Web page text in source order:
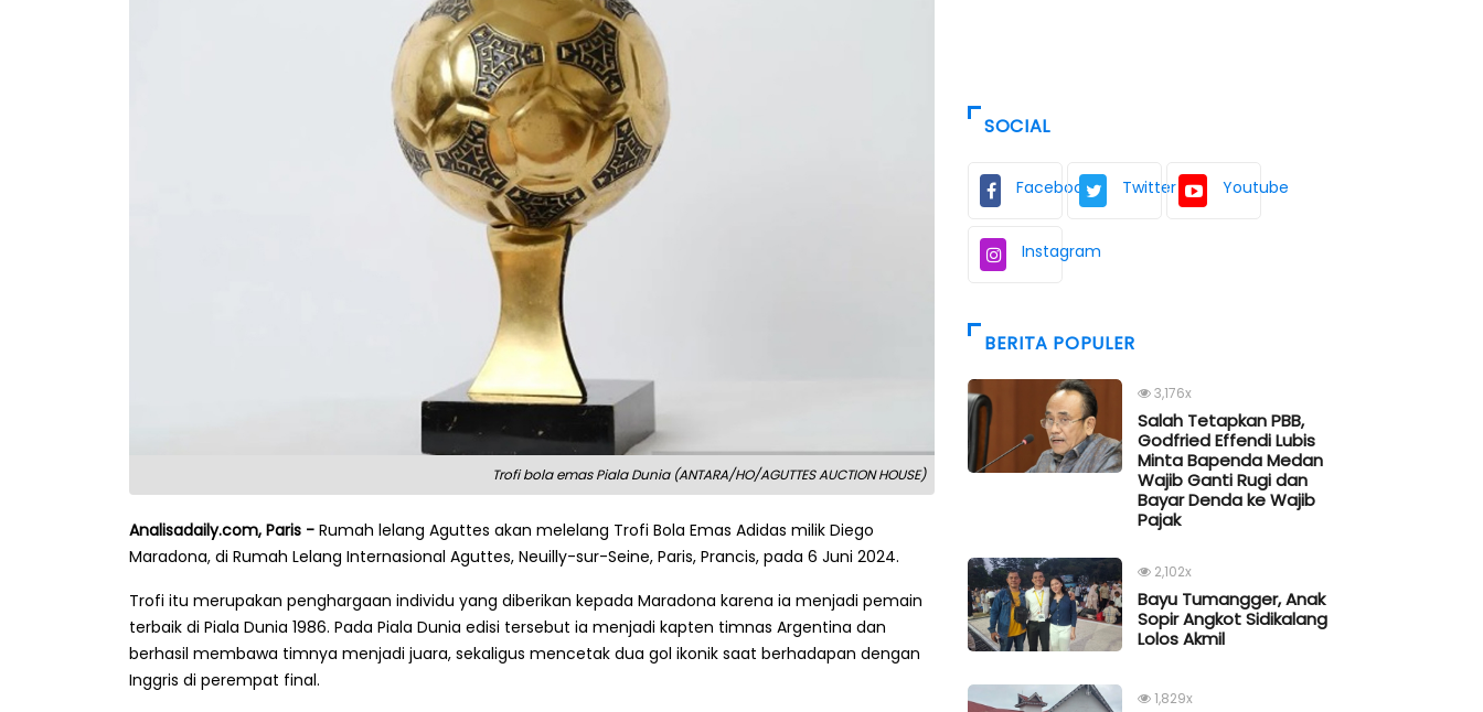
Trofi bola emas Piala Dunia (ANTARA/HO/AGUTTES AUCTION HOUSE)
Analisadaily.com, Paris - Rumah lelang Aguttes akan melelang Trofi Bola Emas Adidas milik Diego
Maradona, di Rumah Lelang Internasional Aguttes, Neuilly-sur-Seine, Paris, Prancis, pada 6 Juni 2024.
Trofi itu merupakan penghargaan individu yang diberikan kepada Maradona karena ia menjadi pemain
terbaik di Piala Dunia 1986. Pada Piala Dunia edisi tersebut ia menjadi kapten timnas Argentina dan
berhasil membawa timnya menjadi juara, sekaligus mencetak dua gol ikonik saat berhadapan dengan
Inggris di perempat final.
SOCIAL
Facebook Twitter Youtube
Instagram
BERITA POPULER
3,176x
Salah Tetapkan PBB,
Godfried Effendi Lubis
Minta Bapenda Medan
Wajib Ganti Rugi dan
Bayar Denda ke Wajib
Pajak
2,102x
Bayu Tumangger, Anak
Sopir Angkot Sidikalang
Lolos Akmil
1,829x